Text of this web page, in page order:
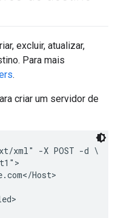
excluir, atualizar,
Para mais
.
criar um servidor de
xml" -X POST -d \
Host>